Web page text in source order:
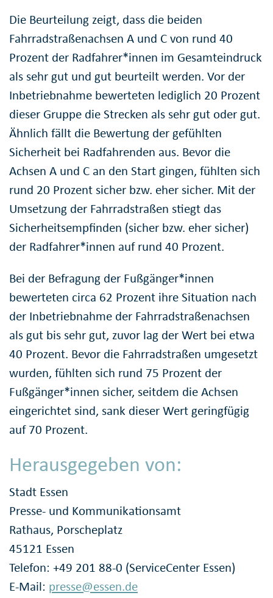
Die Beurteilung zeigt, dass die beiden
Fahrradstraßenachsen A und C von rund 40
Prozent der Radfahrer*innen im Gesamteindruck
als sehr gut und gut beurteilt werden. Vor der
Inbetriebnahme bewerteten lediglich 20 Prozent
dieser Gruppe die Strecken als sehr gut oder gut.
Ähnlich fällt die Bewertung der gefühlten
Sicherheit bei Radfahrenden aus. Bevor die
Achsen A und C an den Start gingen, fühlten sich
rund 20 Prozent sicher bzw. eher sicher. Mit der
Umsetzung der Fahrradstraßen stiegt das
Sicherheitsempfinden (sicher bzw. eher sicher)
der Radfahrer*innen auf rund 40 Prozent.
Bei der Befragung der Fußgänger*innen
bewerteten circa 62 Prozent ihre Situation nach
der Inbetriebnahme der Fahrradstraßenachsen
als gut bis sehr gut, zuvor lag der Wert bei etwa
40 Prozent. Bevor die Fahrradstraßen umgesetzt
wurden, fühlten sich rund 75 Prozent der
Fußgänger*innen sicher, seitdem die Achsen
eingerichtet sind, sank dieser Wert geringfügig
auf 70 Prozent.
Herausgegeben von:
Stadt Essen
Presse- und Kommunikationsamt
Rathaus, Porscheplatz
45121 Essen
Telefon: +49 201 88-0 (ServiceCenter Essen)
E-Mail: presse@essen.de